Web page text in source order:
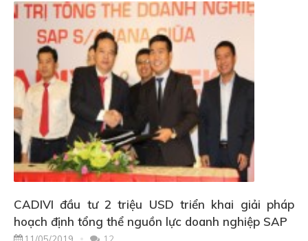
CADIVI đầu tư 2 triệu USD triển khai giải pháp
hoạch định tổng thể nguồn lực doanh nghiệp SAP